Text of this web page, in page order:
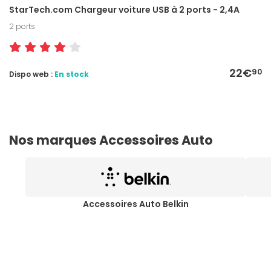
StarTech.com Chargeur voiture USB à 2 ports - 2,4A
2 ports
22€90
Dispo web : En stock
Nos marques Accessoires Auto
Accessoires Auto Belkin